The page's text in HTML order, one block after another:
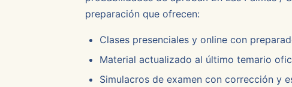
preparación que ofrecen:
Clases presenciales y online con
Material actualizado al último temario
Simulacros de examen con corrección y